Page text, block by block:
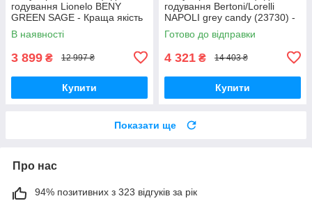
годування Lionelo BENY
GREEN SAGE - Краща якість
тільки на Nukleon.com.ua
В наявності
3 899 ₴ 12 997 ₴
Купити
годування Bertoni/Lorelli
NAPOLI grey candy (23730) -
Краща якість тільки на
Nukleon.com.ua
Готово до відправки
4 321 ₴ 14 403 ₴
Купити
Показати ще
Про нас
94% позитивних з 323 відгуків за рік